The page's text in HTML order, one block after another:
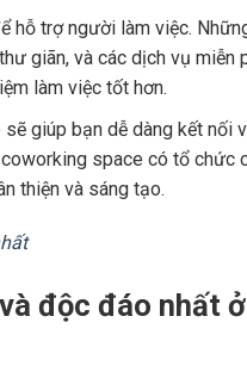
hỗ trợ người làm việc.
giãn, và các dịch vụ miễn
làm việc tốt hơn.
giúp bạn dễ dàng kết nối
space có tổ chức
thiện và sáng tạo.
độc đáo nhất ở